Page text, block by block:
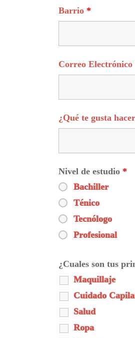
Barrio *
Correo Electrónico
¿Qué te gusta
Nivel de estudio *
Bachiller
Ténico
Tecnólogo
Profesional
¿Cuales son tus
Maquillaje
Cuidado
Salud
Ropa